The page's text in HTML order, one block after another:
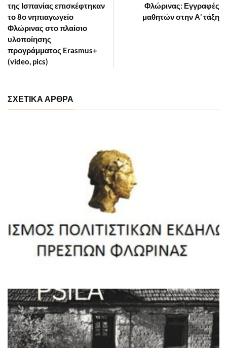
Φλώρινας: Εγγραφές
μαθητών στην Α’ τάξη
της Ισπανίας επισκέφτηκαν
το 8ο νηπιαγωγείο
Φλώρινας στο πλαίσιο
υλοποίησης
προγράμματος Erasmus+
(video, pics)
ΣΧΕΤΙΚΑ ΑΡΘΡΑ